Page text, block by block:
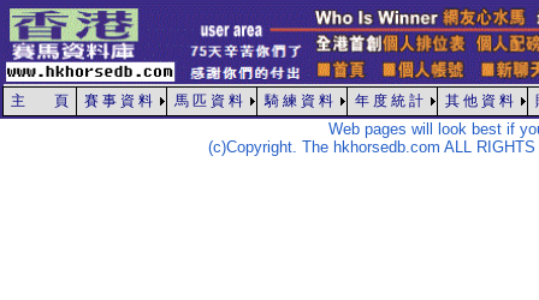
主 頁 賽 事 資 料 馬 匹 資 料 騎 練 資 料 年 度 統 計 其 他 資 料
Web pages will look best if
(c)Copyright. The hkhorsedb.com ALL